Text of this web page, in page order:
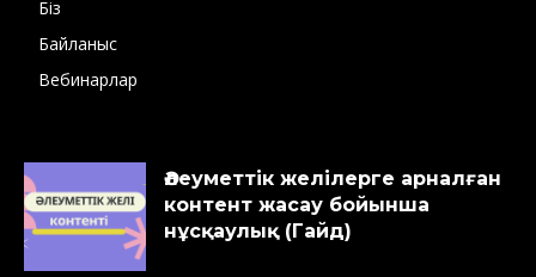
Біз
Байланыс
Вебинарлар
Әлеуметтік желілерге арналған
контент жасау бойынша
нұсқаулық (Гайд)